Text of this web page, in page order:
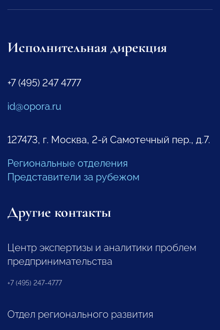
Исполнительная дирекция
+7 (495) 247 4777
id@opora.ru
127473, г. Москва, 2-й Самотечный пер., д.7.
Региональные отделения
Представители за рубежом
Другие контакты
Центр экспертизы и аналитики проблем
предпринимательства
+7 (495) 247-4777
Отдел регионального развития